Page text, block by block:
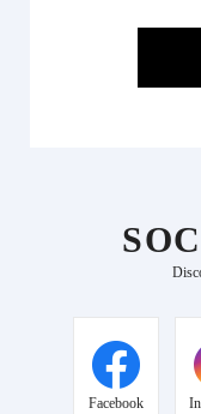
Facebook